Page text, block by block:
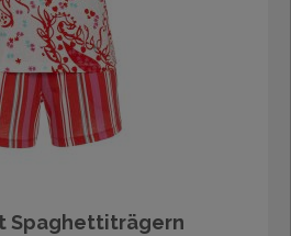
Spaghettiträgern